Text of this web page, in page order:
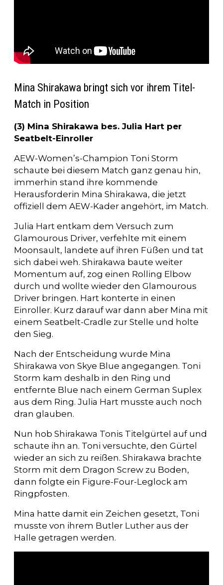
Mina Shirakawa bringt sich vor ihrem Titel-
Match in Position
(3) Mina Shirakawa bes. Julia Hart per
Seatbelt-Einroller
AEW-Women’s-Champion Toni Storm
schaute bei diesem Match ganz genau hin,
immerhin stand ihre kommende
Herausforderin Mina Shirakawa, die jetzt
offiziell dem AEW-Kader angehört, im Match.
Julia Hart entkam dem Versuch zum
Glamourous Driver, verfehlte mit einem
Moonsault, landete auf ihren Füßen und tat
sich dabei weh. Shirakawa baute weiter
Momentum auf, zog einen Rolling Elbow
durch und wollte wieder den Glamourous
Driver bringen. Hart konterte in einen
Einroller. Kurz darauf war dann aber Mina mit
einem Seatbelt-Cradle zur Stelle und holte
den Sieg.
Nach der Entscheidung wurde Mina
Shirakawa von Skye Blue angegangen. Toni
Storm kam deshalb in den Ring und
entfernte Blue nach einem German Suplex
aus dem Ring. Julia Hart musste auch noch
dran glauben.
Nun hob Shirakawa Tonis Titelgürtel auf und
schaute ihn an. Toni versuchte, den Gürtel
wieder an sich zu reißen. Shirakawa brachte
Storm mit dem Dragon Screw zu Boden,
dann folgte ein Figure-Four-Leglock am
Ringpfosten.
Mina hatte damit ein Zeichen gesetzt, Toni
musste von ihrem Butler Luther aus der
Halle getragen werden.